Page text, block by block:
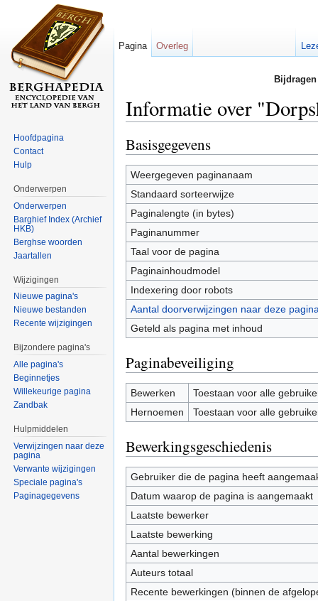
Informatie over
Basisgegevens
Weergegeven paginanaam
Standaard sorteerwijze
Paginalengte (in bytes)
Paginanummer
Taal voor de pagina
Paginainhoudmodel
Indexering door robots
Aantal doorverwijzingen naar deze
Geteld als pagina met inhoud
Paginabeveiliging
Bewerken
Toestaan voor alle
Hernoemen
Toestaan voor alle
Bewerkingsgeschiedenis
Gebruiker die de pagina heeft
Datum waarop de pagina is aangemaakt
Laatste bewerker
Laatste bewerking
Aantal bewerkingen
Auteurs totaal
Recente bewerkingen (binnen de
Pagina Overleg
Hoofdpagina
Contact
Hulp
Onderwerpen
Onderwerpen
Barghief Index (Archief
HKB)
Berghse woorden
Jaartallen
Wijzigingen
Nieuwe pagina's
Nieuwe bestanden
Recente wijzigingen
Bijzondere pagina's
Alle pagina's
Beginnetjes
Willekeurige pagina
Zandbak
Hulpmiddelen
Verwijzingen naar deze
pagina
Verwante wijzigingen
Speciale pagina's
Paginagegevens